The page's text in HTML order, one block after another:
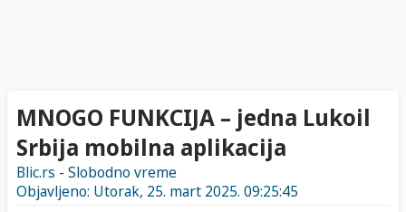
MNOGO FUNKCIJA – jedna Lukoil
Srbija mobilna aplikacija
Blic.rs - Slobodno vreme
Objavljeno: Utorak, 25. mart 2025. 09:25:45